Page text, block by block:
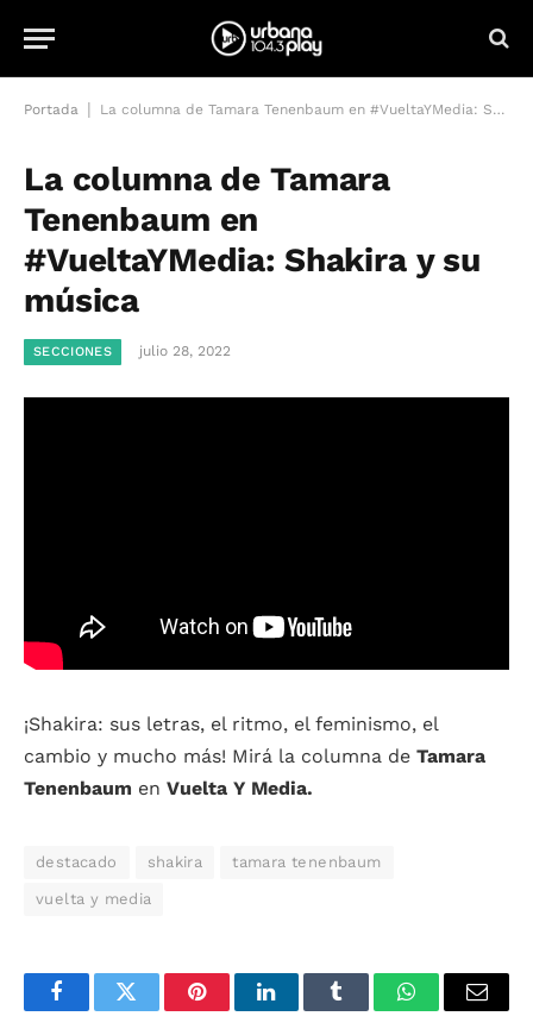
Portada La columna de Tamara Tenenbaum en #VueltaYMedia: Shakira y su música
La columna de Tamara
Tenenbaum en
#VueltaYMedia: Shakira y su
música
SECCIONES julio 28, 2022
¡Shakira: sus letras, el ritmo, el feminismo, el
cambio y mucho más! Mirá la columna de Tamara
Tenenbaum en Vuelta Y Media.
destacado shakira tamara tenenbaum
vuelta y media
FacebookTwitter PinterestLinkedInTumblr WhatsAppEmail